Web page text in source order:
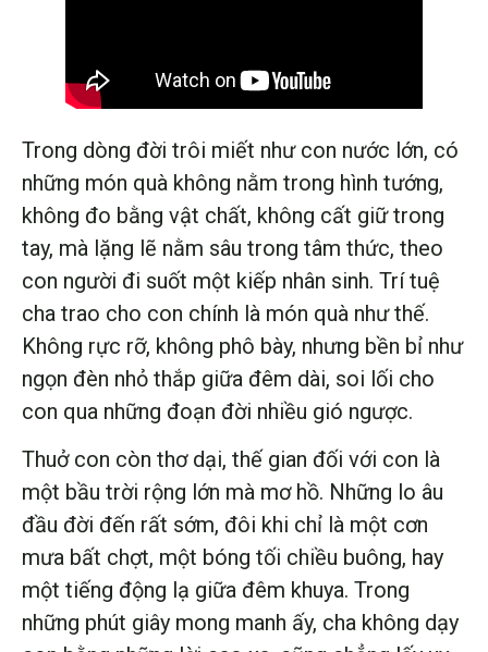
Trong dòng đời trôi miết như con nước lớn, có
những món quà không nằm trong hình tướng,
không đo bằng vật chất, không cất giữ trong
tay, mà lặng lẽ nằm sâu trong tâm thức, theo
con người đi suốt một kiếp nhân sinh. Trí tuệ
cha trao cho con chính là món quà như thế.
Không rực rỡ, không phô bày, nhưng bền bỉ như
ngọn đèn nhỏ thắp giữa đêm dài, soi lối cho
con qua những đoạn đời nhiều gió ngược.
Thuở con còn thơ dại, thế gian đối với con là
một bầu trời rộng lớn mà mơ hồ. Những lo âu
đầu đời đến rất sớm, đôi khi chỉ là một cơn
mưa bất chợt, một bóng tối chiều buông, hay
một tiếng động lạ giữa đêm khuya. Trong
những phút giây mong manh ấy, cha không dạy